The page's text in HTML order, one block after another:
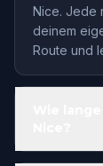
Nice. Jede
deinem
Route und